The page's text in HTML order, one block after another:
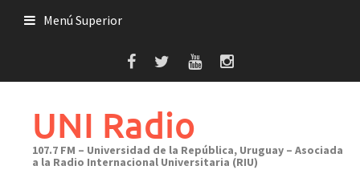
Menú Superior
UNI Radio
107.7 FM – Universidad de la República, Uruguay – Asociada
a la Radio Internacional Universitaria (RIU)